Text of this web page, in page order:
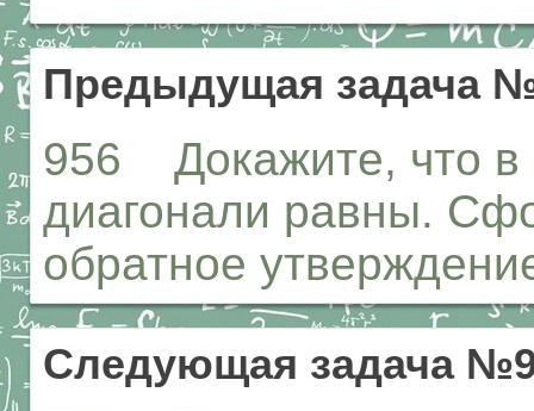
Предыдущая задача
956 Докажите, что в
диагонали равны.
обратное
Следующая задача